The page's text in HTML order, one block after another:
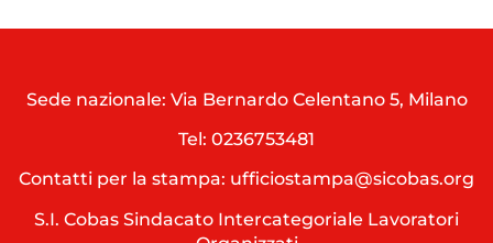
Sede nazionale: Via Bernardo Celentano 5, Milano
Tel: 0236753481
Contatti per la stampa: ufficiostampa@sicobas.org
S.I. Cobas Sindacato Intercategoriale Lavoratori